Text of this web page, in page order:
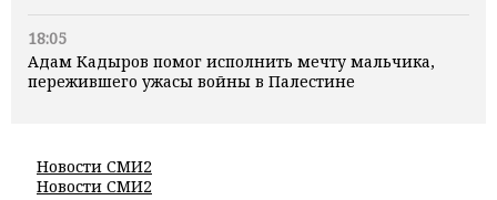
18:05
Адам Кадыров помог исполнить мечту мальчика,
пережившего ужасы войны в Палестине
Новости СМИ2
Новости СМИ2